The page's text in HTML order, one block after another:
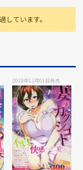
しています。
2018年12月01日発売